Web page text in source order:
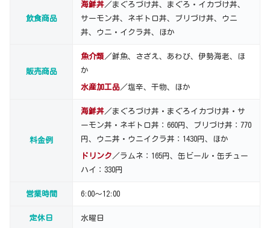
飲食商品
海鮮丼／まぐろづけ丼、まぐろ・イカづけ丼、
サーモン丼、ネギトロ丼、ブリづけ丼、ウニ
丼、ウニ・イクラ丼、ほか
販売商品
魚介類 ／鮮魚、さざえ、あわび、伊勢海老、ほ
か
水産加工品／塩辛、干物、ほか
料金例
海鮮丼／まぐろづけ丼・まぐろイカづけ丼・サ
ーモン丼・ネギトロ丼：660円、ブリづけ丼：770
円、ウニ丼・ウニイクラ丼：1430円、ほか
ドリンク ／ラムネ：165円、缶ビール・缶チュー
ハイ：330円
営業時間 6:00～12:00
定休日 水曜日